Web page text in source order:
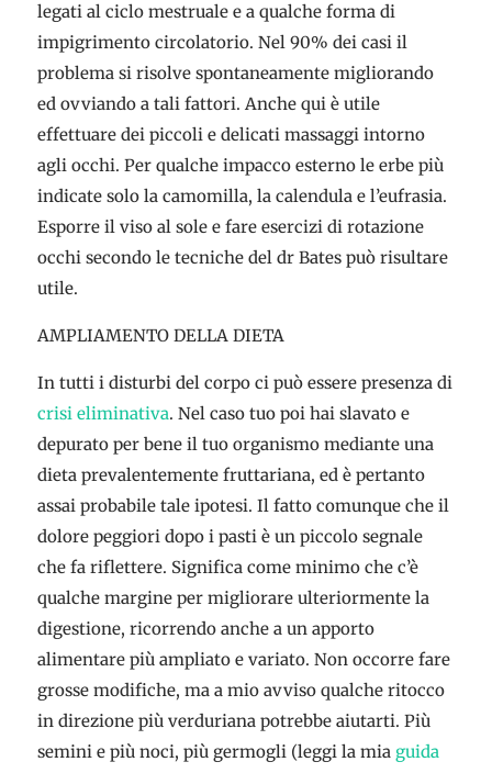
legati al ciclo mestruale e a qualche forma di
impigrimento circolatorio. Nel 90% dei casi il
problema si risolve spontaneamente migliorando
ed ovviando a tali fattori. Anche qui è utile
effettuare dei piccoli e delicati massaggi intorno
agli occhi. Per qualche impacco esterno le erbe più
indicate solo la camomilla, la calendula e l’eufrasia.
Esporre il viso al sole e fare esercizi di rotazione
occhi secondo le tecniche del dr Bates può risultare
utile.
AMPLIAMENTO DELLA DIETA
In tutti i disturbi del corpo ci può essere presenza di
crisi eliminativa. Nel caso tuo poi hai slavato e
depurato per bene il tuo organismo mediante una
dieta prevalentemente fruttariana, ed è pertanto
assai probabile tale ipotesi. Il fatto comunque che il
dolore peggiori dopo i pasti è un piccolo segnale
che fa riflettere. Significa come minimo che c’è
qualche margine per migliorare ulteriormente la
digestione, ricorrendo anche a un apporto
alimentare più ampliato e variato. Non occorre fare
grosse modifiche, ma a mio avviso qualche ritocco
in direzione più verduriana potrebbe aiutarti. Più
semini e più noci, più germogli (leggi la mia guida